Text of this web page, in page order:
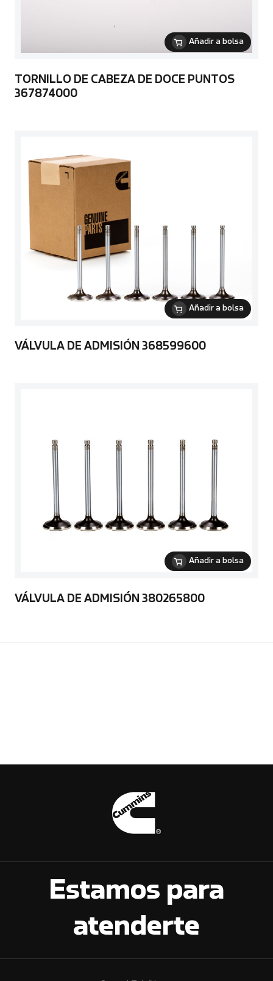
Añadir a bolsa
TORNILLO DE CABEZA DE DOCE PUNTOS
367874000
Añadir a bolsa
VÁLVULA DE ADMISIÓN 368599600
Añadir a bolsa
VÁLVULA DE ADMISIÓN 380265800
Estamos para
atenderte